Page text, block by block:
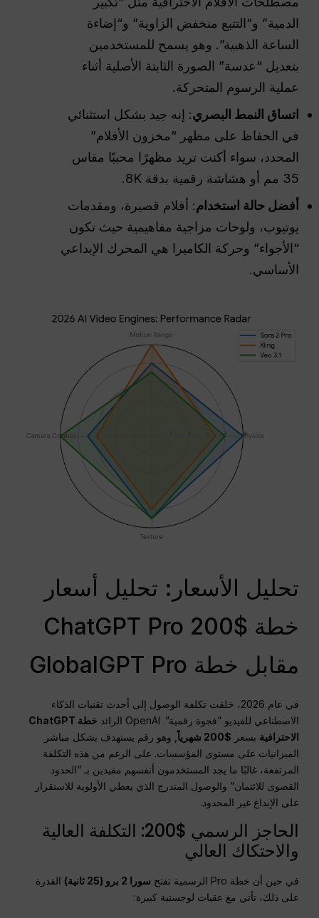
الدمية” و“التتبع منخفض الزاوية” و“إضاءة
الساعة الذهبية”. وهو يسمح للمستخدمين
بتعديل “عدسة” الصورة الثابتة الأصلية أثناء
عملية الرسوم المتحركة.
اتساق النمط البصري: إنه جيد بشكل استثنائي
في الحفاظ على مظهر “مخزون الأفلام”
المحدد، سواء أكنت تريد مظهرًا محببًا مقاس
35 مم أو هشاشة رقمية بدقة 8K.
أفضل حالة استخدام: أفلام قصيرة، ومقدمات
يوتيوب، ولوحات مزاجية مفاهيمية حيث تكون
“الأجواء” وحركة الكاميرا هي المحرك الإبداعي
الأساسي.
تحليل الأسعار: تحليل أسعار
خطة $200 ChatGPT Pro
مقابل خطة GlobalGPT Pro
في عام 2026، خلقت تكلفة الوصول إلى أحدث تقنيات الذكاء
الاصطناعي للفيديو “فجوة رقمية”. OpenAI الرائد
خطة ChatGPT
الاحترافية بسعر $200 شهرياً
, وهو رقم يستهدف بشكل مباشر
الميزانيات على مستوى المؤسسات. على الرغم من هذه التكلفة
المرتفعة، غالبًا ما يجد المستخدمون أنفسهم مقيدين بـ “الحدود
القصوى للائتمان” والوصول المتدرج الذي يعطي الأولوية للاستقرار
على الإبداع غير المحدود.
الحاجز الرسمي $200: التكلفة العالية
والاحتكاك العالي
في حين أن خطة Pro الرسمية تفتح سورا 2 برو (25 ثانية)
القدرة
على ذلك، تأتي مع عقبات لوجستية كبيرة: